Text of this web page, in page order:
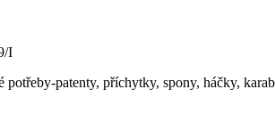
I
potřeby-patenty, příchytky, spony, háčky,